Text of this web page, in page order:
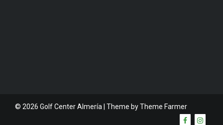
© 2026 Golf Center Almería | Theme byTheme Farmer